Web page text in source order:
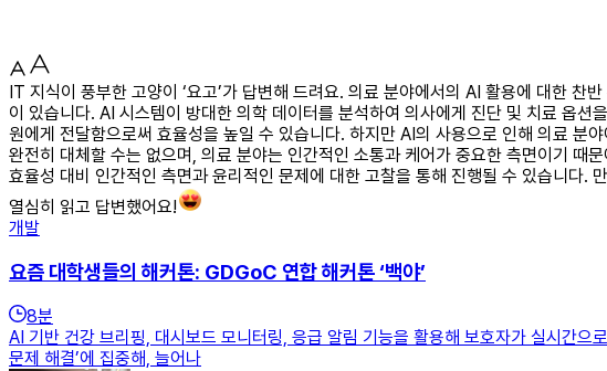
IT 지식이 풍부한 고양이 ‘요고’가 답변해 드려요. 의료 분야에서의 AI 활용에 대한
이 있습니다. AI 시스템이 방대한 의학 데이터를 분석하여 의사에게 진단 및 치료 옵
원에게 전달함으로써 효율성을 높일 수 있습니다. 하지만 AI의 사용으로 인해 의료 분
완전히 대체할 수는 없으며, 의료 분야는 인간적인 소통과 케어가 중요한 측면이기 때
효율성 대비 인간적인 측면과 윤리적인 문제에 대한 고찰을 통해 진행될 수 있습니다.
열심히 읽고 답변했어요!
개발
요즘 대학생들의 해커톤: GDGoC 연합 해커톤 ‘백야’
8분
AI 기반 건강 브리핑, 대시보드 모니터링, 응급 알림 기능을 활용해 보호자가 실시간
문제 해결’에 집중해, 늘어나